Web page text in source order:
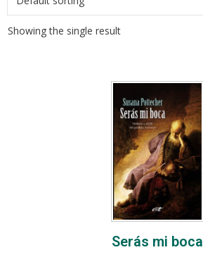
Showing the single result
Serás mi boca